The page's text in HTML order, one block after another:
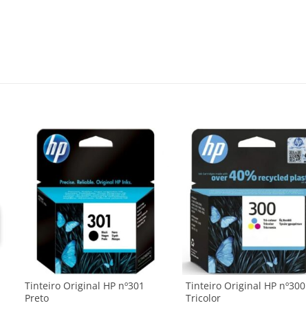
Tinteiro Original HP nº301
Preto
Tinteiro Original HP nº300
Tricolor